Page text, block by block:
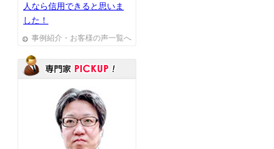
人なら信用できると思いま
した！
事例紹介・お客様の声一覧へ